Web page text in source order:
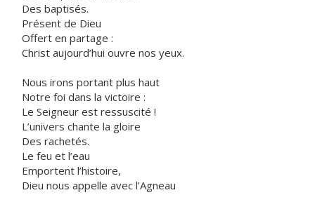
Des baptisés.
Présent de Dieu
Offert en partage :
Christ aujourd’hui ouvre nos yeux.
Nous irons portant plus haut
Notre foi dans la victoire :
Le Seigneur est ressuscité !
L’univers chante la gloire
Des rachetés.
Le feu et l’eau
Emportent l’histoire,
Dieu nous appelle avec l’Agneau